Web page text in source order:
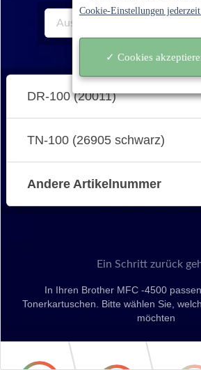
DR-100 (20011)
TN-100 (26905 schwarz)
Andere Artikelnummer
Ein Schritt zurück
In Ihren Brother MFC -4500
Tonerkartuschen. Bitte wählen Sie,
möchten
Cookie-Einstellungen jederzeit
✓ Cookies